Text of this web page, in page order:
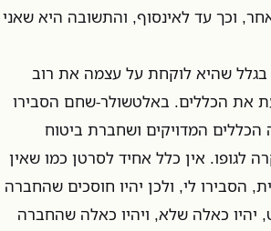
וכך עד לאינסוף, והתשובה היא שאני
שהיא לוקחת על עצמה את רוב
את הכללים. באלטשולר-שחם הסבירו
הכללים המדויקים ושחברת ביטוח
לגופו. אין כלל אחיד לסרטן כמו שאין
הסבירו לי, ולכן יהיו חוסכים שהחברה
יהיו כאלה שלא, ויהיו כאלה שהחברה